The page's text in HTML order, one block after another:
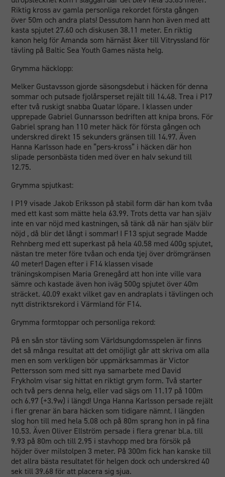
Riktig kross av gamla personliga rekordet första gången
över 50m och andra plats! Dessutom hann hon även med att
kasta spjutet 27.60 och diskusen 38.11 meter. En riktig
kanon helg för Amanda som härnäst åker till Vitryssland för
tävling på Baltic Sea Youth Games nästa helg.
Grymma häcklopp:
Melker Gustavsson gjorde säsongsdebut i häcken för denna
sommar och putsade fjolårsperset rejält till 14.48. Trea i P17
efter två ruskigt snabba Quatar löpare. I klassen under
upprepade Gabriel Gunnarsson bedriften att knipa brons. För
Gabriel sprang han 110 meter häck för första gången och
underskred direkt 15 sekunders gränsen till 14.97. Även
Hanna Karlsson hade en ”pers-kross” i häcken där hon
slipade personbästa tiden med över en halv sekund till
12.75.
Grymma spjutkast:
I P19 visade Jakob Eriksson på stabil form där han kom tvåa
med ett kast som mätte hela 63.99. Trots detta var han själv
inte en var nöjd med kastningen, så tänk då när han själv blir
nöjd , då blir det långt i sommar! I F13 spjut segrade Madde
Rehnberg med ett superkast på hela 40.58 med 400g spjutet,
nästan tre meter före tvåan och enda tjej över drömgränsen
40 meter! Dagen efter i F14 klassen visade
träningskompisen Maria Grenegård att hon inte ville vara
sämre och kastade även hon iväg 500g spjutet över 40m
sträcket. 40.09 exakt vilket gav en andraplats i tävlingen och
nytt distriktsrekord i Värmland för F14.
Grymma formtoppar och personliga rekord:
På en sån stor tävling som Världsungdomsspelen är finns
det så många resultat att det omöjligt går att skriva om alla
men en som verkligen bör uppmärksammas är Victor
Pettersson som med sitt nya samarbete med David
Frykholm visar sig hittat en riktigt grym form. Två starter
och två pers denna helg, eller vad sägs om 11.17 på 100m
och 6.97 (+3.9w) i längd! Unga Hanna Karlsson persade rejält
i fler grenar än bara häcken som tidigare nämnt. I längden
slog hon till med hela 5.08 och på 80m sprang hon in på fina
10.53. Även Oliver Ellström persade i flera grenar bl.a. till
9.93 på 80m och till 2.95 i stavhopp med bra försök på
höjder över milstolpen 3 meter. På 300m fick han kanske till
det allra bästa resultatet för helgen dock och underskred 40
sek till 39.68 för att placera sig sjua.